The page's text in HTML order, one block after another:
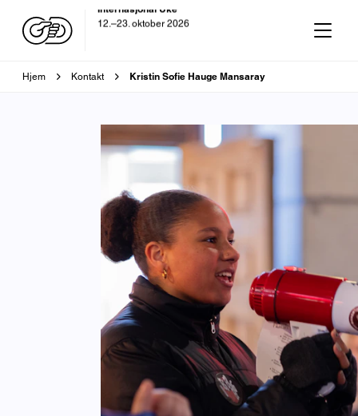
OD-dagen
Brødsmulesti
Hjem Kontakt Kristin Sofie Hauge Mansaray